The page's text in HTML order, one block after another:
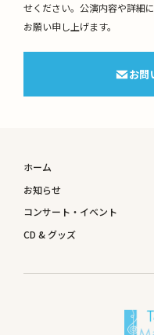
せください。 公演内容や詳細
お願い申し上げます。
お問
ホーム
お知らせ
コンサート・イベント
CD & グッズ